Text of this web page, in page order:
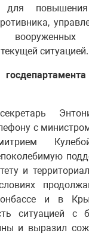
для
ситуацией.
с
и
и в
ситуацией с
и выразил